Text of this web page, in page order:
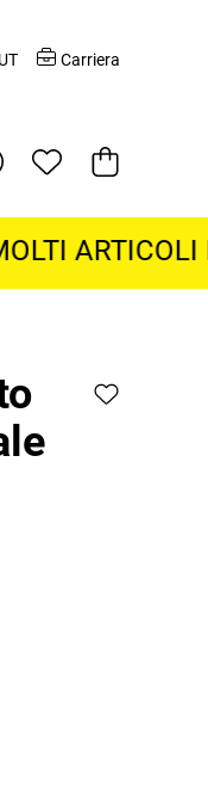
Carriera
Cestino della
IN